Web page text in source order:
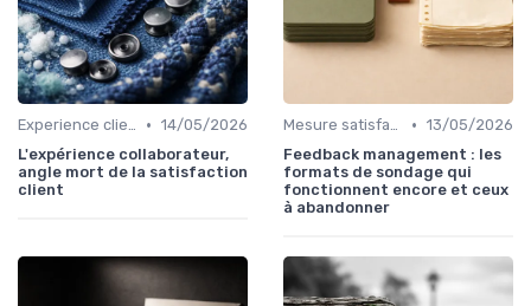
Experience client • 14/05/2026
L'expérience collaborateur,
angle mort de la satisfaction
client
Mesure satisfaction • 13/05/2026
Feedback management : les
formats de sondage qui
fonctionnent encore et ceux
à abandonner